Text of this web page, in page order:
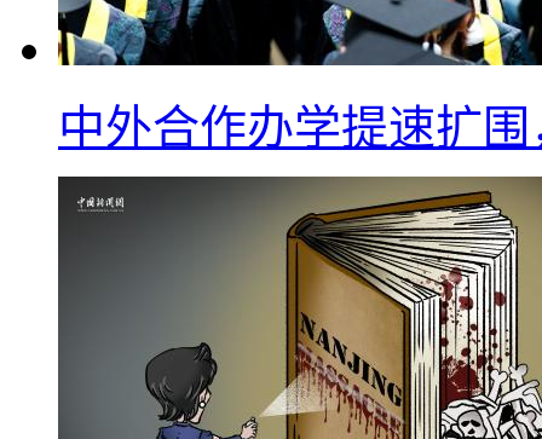
中外合作办学提速扩